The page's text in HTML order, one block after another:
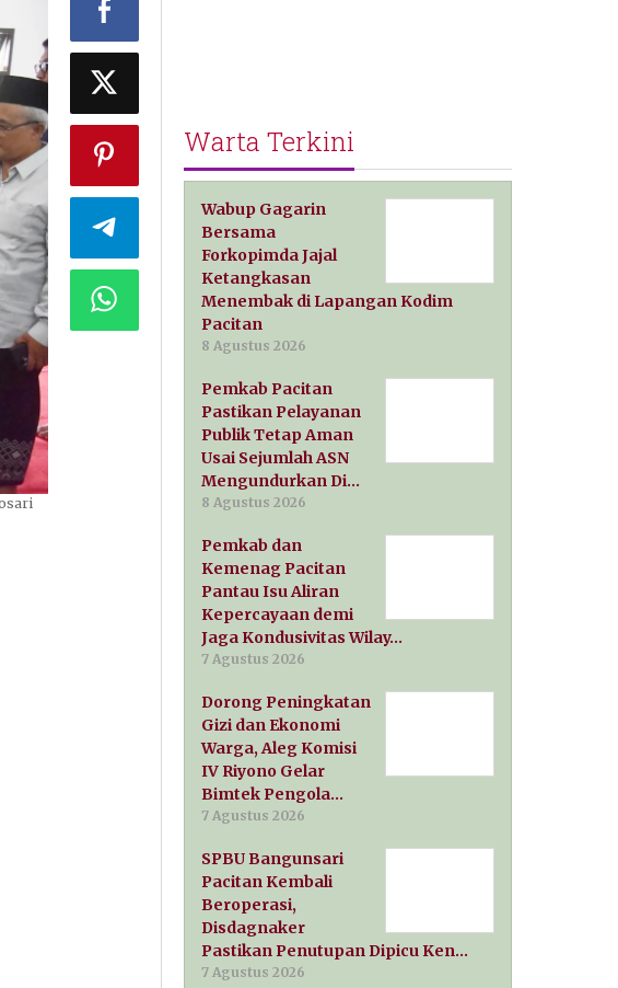
Warta Terkini
Wabup Gagarin
Bersama
Forkopimda Jajal
Ketangkasan
Menembak di Lapangan Kodim
Pacitan
8 Agustus 2026
Pemkab Pacitan
Pastikan Pelayanan
Publik Tetap Aman
Usai Sejumlah ASN
Mengundurkan Di…
8 Agustus 2026
Pemkab dan
Kemenag Pacitan
Pantau Isu Aliran
Kepercayaan demi
Jaga Kondusivitas Wilay…
7 Agustus 2026
Dorong Peningkatan
Gizi dan Ekonomi
Warga, Aleg Komisi
IV Riyono Gelar
Bimtek Pengola…
7 Agustus 2026
SPBU Bangunsari
Pacitan Kembali
Beroperasi,
Disdagnaker
Pastikan Penutupan Dipicu Ken…
7 Agustus 2026